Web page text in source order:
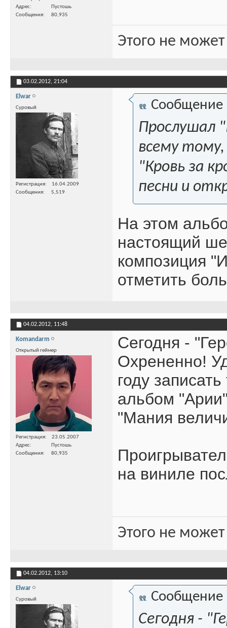
Адрес
Пустошь
Сообщения
80,935
Этого не
03.02.2012, 21:04
Elwar
Суровый
Регистрация
16.04.2009
Сообщения
5,519
Сообщение
Прослушал
всему тому,
"Кровь за
песни и
На этом
настоящий
композиция
отметить
04.02.2012, 11:48
Komandarm
Открытый геймер
Регистрация
23.05.2007
Адрес
Пустошь
Сообщения
80,935
Сегодня -
Охрененно!
году
альбом
"Мания
на виниле
Этого не
04.02.2012, 13:10
Elwar
Суровый Сообщение
Сегодня -